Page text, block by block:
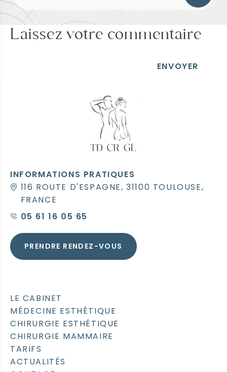
Laissez votre commentaire
ENVOYER
INFORMATIONS PRATIQUES
116 ROUTE D'ESPAGNE, 31100 TOULOUSE,
FRANCE
05 61 16 05 65
LE CABINET
MÉDECINE ESTHÉTIQUE
CHIRURGIE ESTHÉTIQUE
CHIRURGIE MAMMAIRE
TARIFS
ACTUALITÉS
PRENDRE RENDEZ-VOUS